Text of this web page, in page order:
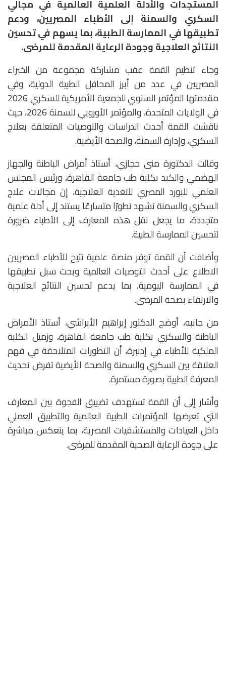
المستجدات والأدلة العلمية العالمية في مجالي
السكري والسمنة إلى الأطباء المصريين، ودعم
تطبيقها في الممارسة الطبية، بما يسهم في تحسين
النتائج العلاجية وجودة الرعاية المقدمة للمرضى.
وجاء تنظيم القمة عقب مشاركة مجموعة من الخبراء
المصريين في عدد من أبرز المحافل الطبية الدولية، وفي
مقدمتها المؤتمر السنوي للجمعية الأمريكية للسكري 2026
في الولايات المتحدة، والمؤتمر الأوروبي للسمنة 2026، حيث
ناقشت القمة أحدث الدراسات والتوصيات المتعلقة بعلاج
السكري، وإدارة السمنة، والصحة الأيضية.
وقالت الدكتورة منى حجازي، أستاذ أمراض الباطنة والجهاز
الهضمي والكبد بكلية طب جامعة القاهرة، ورئيس المجلس
العلمي للبورد المصري للتغذية العلاجية، إن مجالات علاج
السكري والسمنة تشهد تطورًا متسارعًا يستند إلى أدلة علمية
متجددة، ما يجعل نقل هذه المعارف إلى الأطباء ضرورة
لتحسين الممارسة الطبية.
وأضافت أن القمة توفر منصة علمية تتيح للأطباء المصريين
الاطلاع على أحدث التوصيات العالمية وبحث سبل تطبيقها
في الممارسة اليومية، بما يدعم تحسين النتائج العلاجية
والارتقاء بصحة المرضى.
من جانبه، أوضح الدكتور إبراهيم الأبراشي، أستاذ الأمراض
الباطنة والسكري بكلية طب جامعة القاهرة، وزميل الكلية
الملكية للأطباء في إدنبرة، أن التطورات المتلاحقة في فهم
العلاقة بين السكري والسمنة والصحة الأيضية تفرض تحديث
المعرفة الطبية بصورة مستمرة.
وأشار إلى أن القمة تستهدف تضييق الفجوة بين المعارف
التي تعرضها المؤتمرات الطبية العالمية والتطبيق العملي
داخل العيادات والمستشفيات المصرية، بما ينعكس مباشرة
على جودة الرعاية الصحية المقدمة للمرضى.